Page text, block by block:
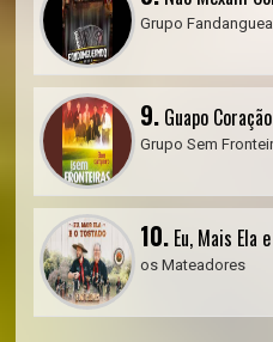
Grupo
9. Guapo Coração
Grupo Sem
10. Eu, Mais Ela
os Mateadores